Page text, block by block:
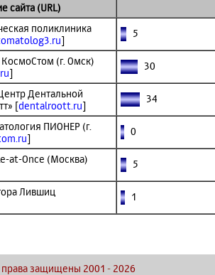
сайта (URL)
поликлиника
]
5
КосмоСтом (г. Омск)
]
30
Дентальной
[dentalroott.ru]
34
ПИОНЕР (г.
]
0
at-Once (Москва)
5
Лившиц
1
защищены 2001 - 2026